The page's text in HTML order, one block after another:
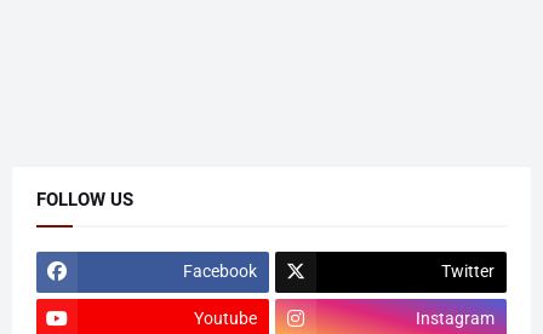
FOLLOW US
Facebook Twitter
Youtube Instagram